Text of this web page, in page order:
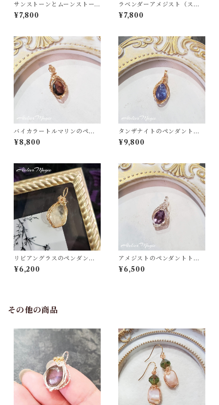
サンストーンとムーンストー
ンのペンダントトップ
¥7,800
ラベンダーアメジスト（スコ
ロライト）のペンダントトッ
プ （14kgfワイヤー）
¥7,800
バイカラートルマリンのペン
ダントトップ（14kgfワイヤ
ー）
¥8,800
タンザナイトのペンダントト
ップ（14kgfワイヤー）
¥9,800
リビアングラスのペンダント
トップ（リバーシブル）
¥6,200
アメジストのペンダントトッ
プ
¥6,500
その他の商品